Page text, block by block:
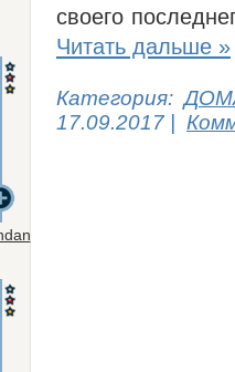
своего
Читать дальше »
Категория:
17.09.2017